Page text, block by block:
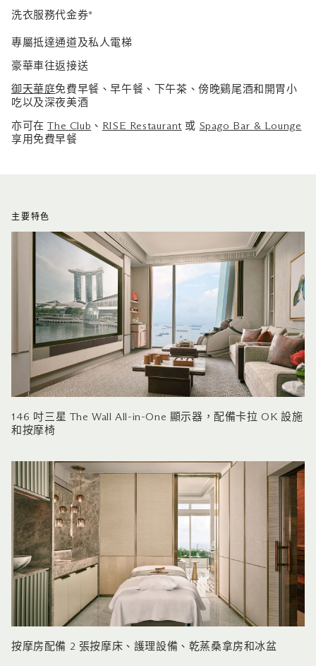
洗衣服務代金券*
專屬抵達通道及私人電梯
豪華車往返接送
御天華庭免費早餐、早午餐、下午茶、傍晚鷄尾酒和開胃小
吃以及深夜美酒
亦可在The Club 、 RISE Restaurant 或 Spago Bar & Lounge
享用免費早餐
主要特色
146 吋三星 The Wall All-in-One 顯示器，配備卡拉 OK 設施
和按摩椅
按摩房配備 2 張按摩床、護理設備、乾蒸桑拿房和冰盆